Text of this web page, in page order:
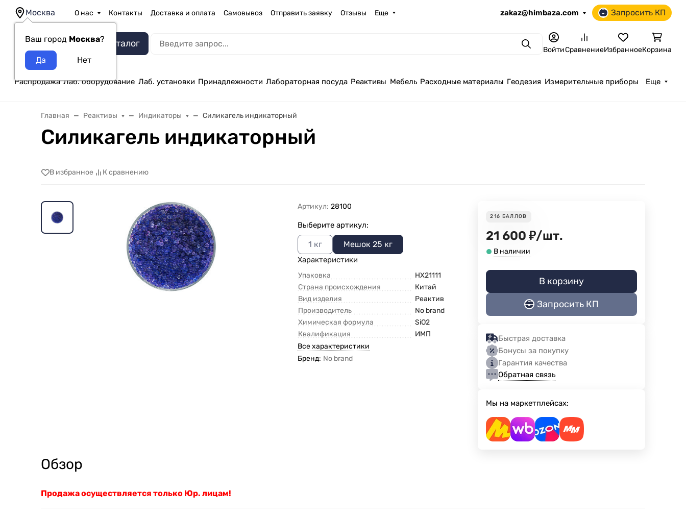
Москва
Ваш город Москва?
О нас Контакты Доставка и оплата Самовывоз Отправить заявку Отзывы Еще zakaz@himbaza.com Запросить КП
Каталог ПоискВойтиСравнениеИзбранноеКорзина
Распродажа Лаб. оборудование Лаб. установки Принадлежности Лабораторная посуда Реактивы Мебель Расходные материалы Геодезия Измерительные приборы Еще
Главная Реактивы Индикаторы Силикагель индикаторный
Силикагель индикаторный
В избранное К сравнению
Артикул: 28100
Выберите артикул:
1 кг Мешок 25 кг
Характеристики
Упаковка
HX21111
Страна происхождения
Китай
Вид изделия
Реактив
Производитель
No brand
Химическая формула
SiO2
Квалификация
ИМП
Все характеристики
Бренд: No brand
216 БАЛЛОВ
21 600 ₽/шт.
В наличии
В корзину
Запросить КП
Быстрая доставка
Бонусы за покупку
Гарантия качества
Обратная связь
Мы на маркетплейсах:
Обзор
Продажа осуществляется только Юр. лицам!